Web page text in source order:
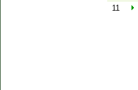
11